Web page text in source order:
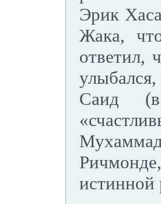
Эрик
Жака,
ответил,
Саид (в
истинной